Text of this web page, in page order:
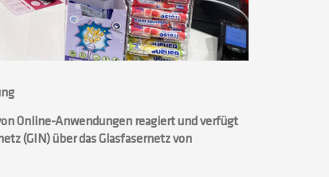
Online-Anwendungen reagiert und verfügt
(GIN) über das Glasfasernetz von